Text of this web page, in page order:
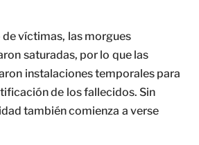
víctimas, las morgues
saturadas, por lo que las
instalaciones temporales para
de los fallecidos. Sin
también comienza a verse